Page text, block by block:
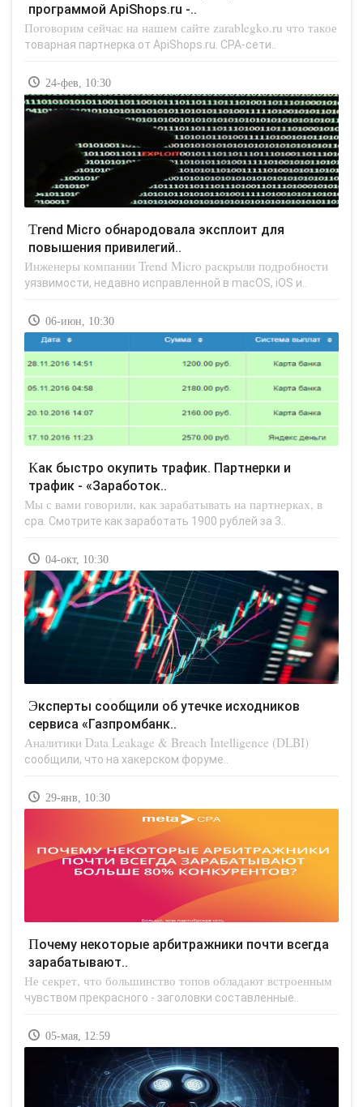
программой ApiShops.ru -..
Поговорим сейчас на нашем сайте zarablegko.ru что такое
товарная партнерка от ApiShops.ru. СРА-сети..
24-фев, 10:30
Trend Micro обнародовала эксплоит для
повышения привилегий..
Инженеры компании Trend Micro раскрыли подробности
уязвимости, недавно исправленной в macOS, iOS и..
06-июн, 10:30
Как быстро окупить трафик. Партнерки и
трафик - «Заработок..
Мы с вами говорили, как зарабатывать на партнерках, в
cpa. Смотрите как заработать 1900 рублей за 3..
04-окт, 10:30
Эксперты сообщили об утечке исходников
сервиса «Газпромбанк..
Аналитики Data Leakage & Breach Intelligence (DLBI)
сообщили, что на хакерском форуме..
29-янв, 10:30
Почему некоторые арбитражники почти всегда
зарабатывают..
Не секрет, что большинство топов обладают встроенным
чувством прекрасного - заголовки составленные..
05-мая, 12:59